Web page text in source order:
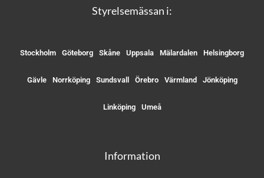
Styrelsemässan i:
Stockholm Göteborg Skåne Uppsala Mälardalen Helsingborg
Gävle Norrköping Sundsvall Örebro Värmland Jönköping
Linköping Umeå
Information